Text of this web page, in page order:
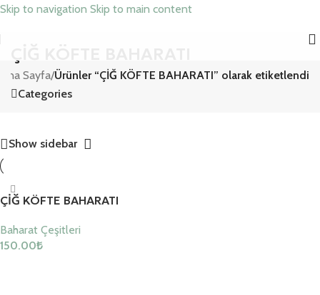
Skip to navigation Skip to main content
Ana Sayfa/Ürünler “ÇİĞ KÖFTE BAHARATI” olarak etiketlendi
Categories
Show sidebar
ÇİĞ KÖFTE BAHARATI
Baharat Çeşitleri
150.00₺